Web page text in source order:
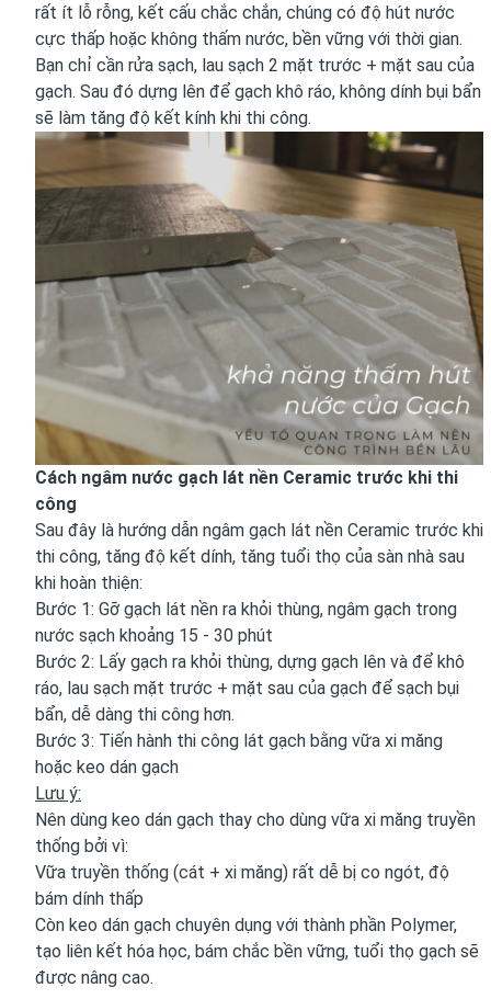
rất ít lỗ rỗng, kết cấu chắc chắn, chúng có độ hút nước
cực thấp hoặc không thấm nước, bền vững với thời gian.
Bạn chỉ cần rửa sạch, lau sạch 2 mặt trước + mặt sau của
gạch. Sau đó dựng lên để gạch khô ráo, không dính bụi bẩn
sẽ làm tăng độ kết kính khi thi công.
Cách ngâm nước gạch lát nền Ceramic trước khi thi
công
Sau đây là hướng dẫn ngâm gạch lát nền Ceramic trước khi
thi công, tăng độ kết dính, tăng tuổi thọ của sàn nhà sau
khi hoàn thiện:
Bước 1: Gỡ gạch lát nền ra khỏi thùng, ngâm gạch trong
nước sạch khoảng 15 - 30 phút
Bước 2: Lấy gạch ra khỏi thùng, dựng gạch lên và để khô
ráo, lau sạch mặt trước + mặt sau của gạch để sạch bụi
bẩn, dễ dàng thi công hơn.
Bước 3: Tiến hành thi công lát gạch bằng vữa xi măng
hoặc keo dán gạch
Lưu ý:
Nên dùng keo dán gạch thay cho dùng vữa xi măng truyền
thống bởi vì:
Vữa truyền thống (cát + xi măng) rất dễ bị co ngót, độ
bám dính thấp
Còn keo dán gạch chuyên dụng với thành phần Polymer,
tạo liên kết hóa học, bám chắc bền vững, tuổi thọ gạch sẽ
được nâng cao.